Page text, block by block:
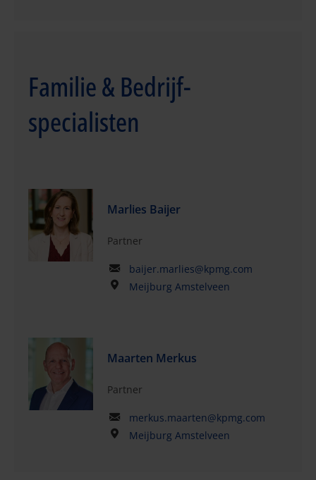
Familie & Bedrijf-
specialisten
Marlies Baijer
Partner
baijer.marlies@kpmg.com
Meijburg Amstelveen
Maarten Merkus
Partner
merkus.maarten@kpmg.com
Meijburg Amstelveen